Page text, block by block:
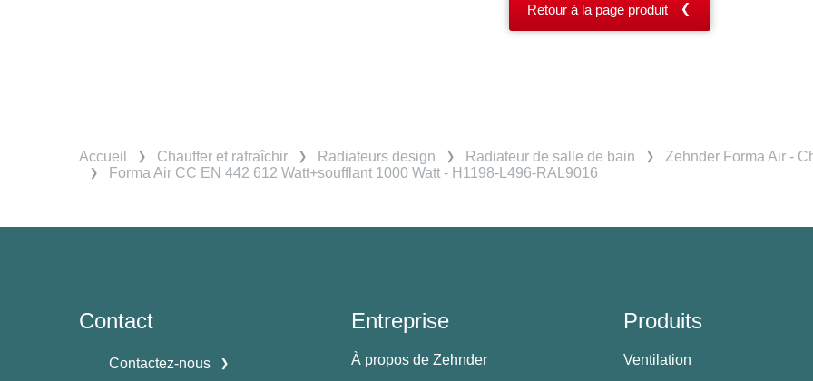
Retour à la page produit
Accueil Chauffer et rafraîchir Radiateurs design Radiateur de salle de bain
Zehnder Forma Air -
Forma Air CC EN 442 612 Watt+soufflant 1000 Watt - H1198-L496-RAL9016
Contact
Contactez-nous
Entreprise
À propos de Zehnder
Produits
Ventilation